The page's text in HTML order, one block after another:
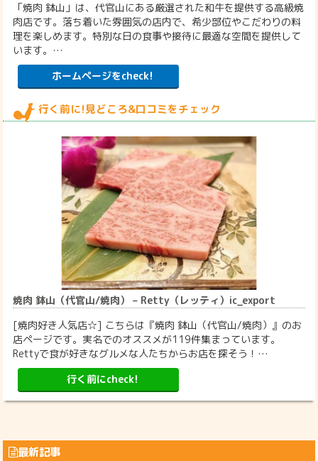
「焼肉 鉢山」は、代官山にある厳選された和牛を提供する高級焼
肉店です。落ち着いた雰囲気の店内で、希少部位やこだわりの料
理を楽しめます。特別な日の食事や接待に最適な空間を提供して
います。…
ホームページをcheck!
行く前に!見どころ&口コミをチェック
焼肉 鉢山（代官山/焼肉） – Retty（レッティ）ic_export
[焼肉好き人気店☆] こちらは『焼肉 鉢山（代官山/焼肉）』のお
店ページです。実名でのオススメが119件集まっています。
Rettyで食が好きなグルメな人たちからお店を探そう！…
行く前にcheck!
最新記事